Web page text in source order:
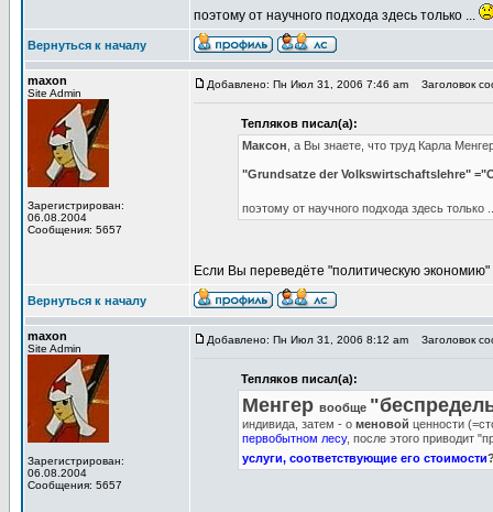
поэтому от научного подхода здесь только ...
Вернуться к началу
maxon
Site Admin
Зарегистрирован:
06.08.2004
Сообщения: 5657
Добавлено: Пн Июл 31, 2006 7:46 am Заголовок
Тепляков писал(а):
Максон , а Вы знаете, что труд Карла
"Grundsatze der Volkswirtschaftslehre"
поэтому от научного подхода здесь только
Если Вы переведёте "политическую экономию"
Вернуться к началу
maxon
Site Admin
Зарегистрирован:
06.08.2004
Сообщения: 5657
Добавлено: Пн Июл 31, 2006 8:12 am Заголовок
Тепляков писал(а):
Менгер вообще
индивида, затем - о меновой ценности
первобытном лесу, после этого приводит
услуги, соответствующие его стоимости